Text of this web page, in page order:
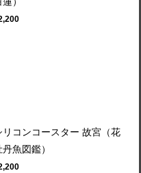
リコンコースター 故宮（花
丹魚図鑑）